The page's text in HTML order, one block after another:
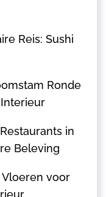
Reis: Sushi
Ronde
in
Beleving
Vloeren voor